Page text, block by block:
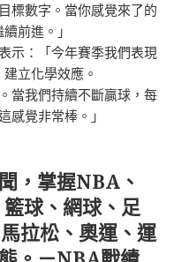
標數字。當你感覺來了的
前進。」
示：「今年賽季我們表現
立化學效應。
當我們持續不斷贏球，每
感覺非常棒。」
，掌握NBA、
球、網球、足
拉松、奧運、運